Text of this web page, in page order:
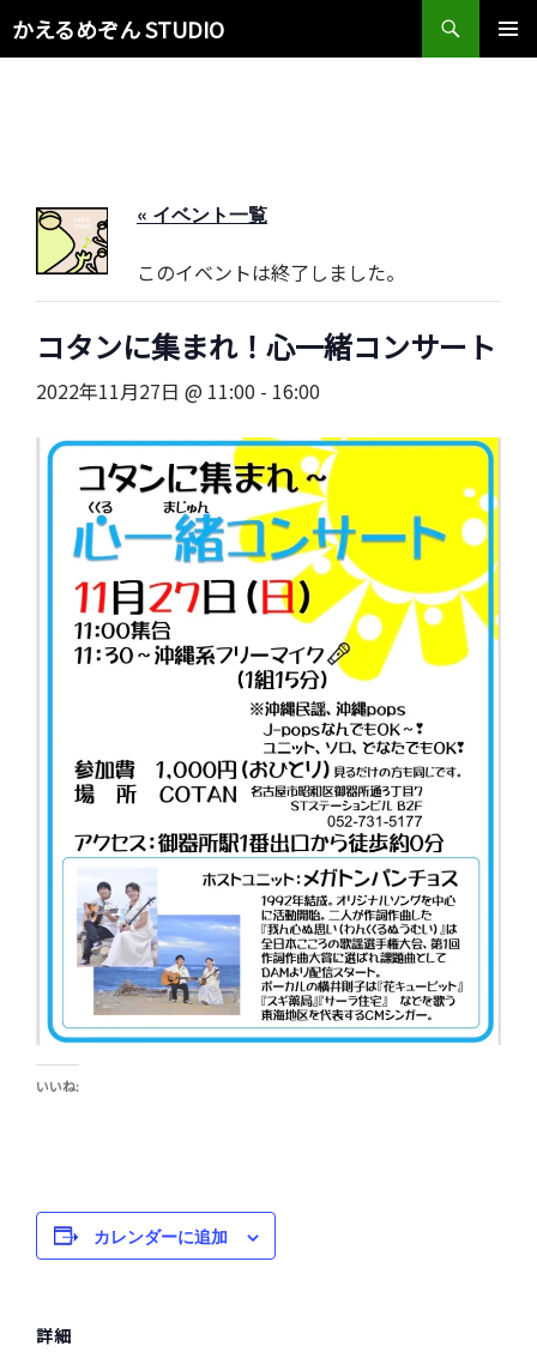
かえるめぞん STUDIO
検
索
« イベント一覧
このイベントは終了しました。
コタンに集まれ！心一緒コンサート
2022年11月27日 @ 11:00 - 16:00
いいね:
カレンダーに追加
詳細